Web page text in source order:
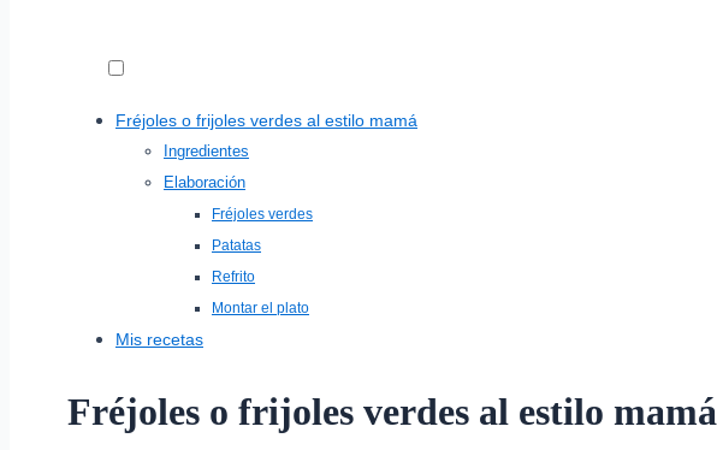
Fréjoles o frijoles verdes al estilo mamá
Ingredientes
Elaboración
Fréjoles verdes
Patatas
Refrito
Montar el plato
Mis recetas
Fréjoles o frijoles verdes al estilo mamá